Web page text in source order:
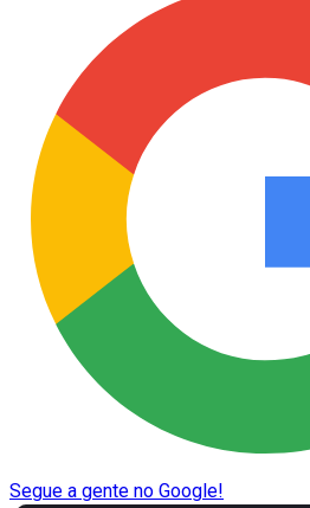
Segue a gente no Google!